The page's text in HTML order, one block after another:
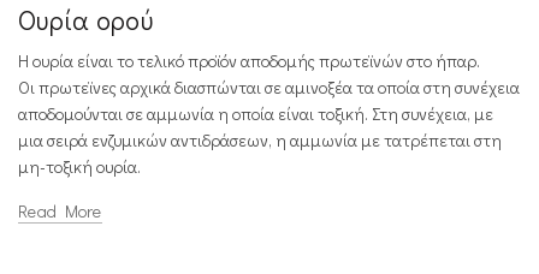
Ουρία ορού
Η ουρία είναι το τελικό προϊόν αποδομής πρωτεϊνών στο ήπαρ.
Οι πρωτεϊνες αρχικά διασπώνται σε αμινοξέα τα οποία στη συνέχεια
αποδομούνται σε αμμωνία η οποία είναι τοξική. Στη συνέχεια, με
μια σειρά ενζυμικών αντιδράσεων, η αμμωνία με τατρέπεται στη
μη-τοξική ουρία.
Read More